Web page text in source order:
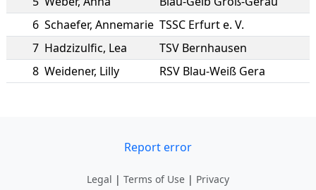
6 Schaefer, Annemarie TSSC Erfurt e. V.
7 Hadzizulfic, Lea
TSV Bernhausen
8 Weidener, Lilly RSV Blau-Weiß Gera
Report error
Legal | Terms of Use | Privacy